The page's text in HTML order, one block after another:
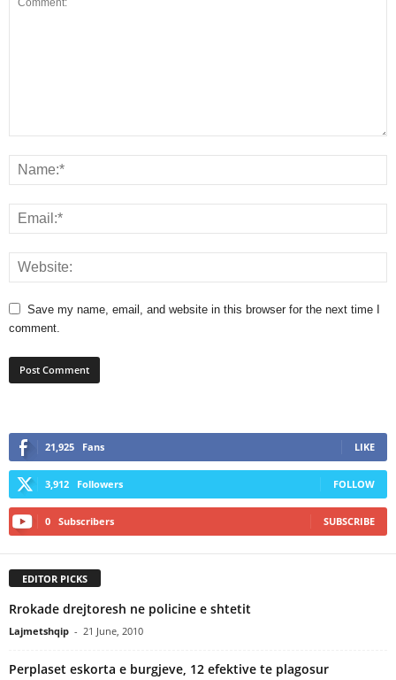
Save my name, email, and website in this browser for the next time I
comment.
21,925 Fans LIKE
3,912 Followers FOLLOW
0 Subscribers SUBSCRIBE
EDITOR PICKS
Rrokade drejtoresh ne policine e shtetit
Lajmetshqip - 21 June, 2010
Perplaset eskorta e burgjeve, 12 efektive te plagosur